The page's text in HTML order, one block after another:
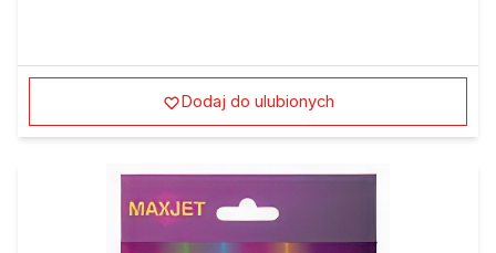
Dodaj do ulubionych